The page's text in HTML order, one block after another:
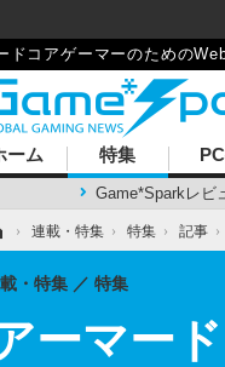
ドコアゲーマーのための
ーム 特集
Game*Sparkレビ
› 連載・特集 › 特集 › 記事 ›
ーマー
・特集 特集